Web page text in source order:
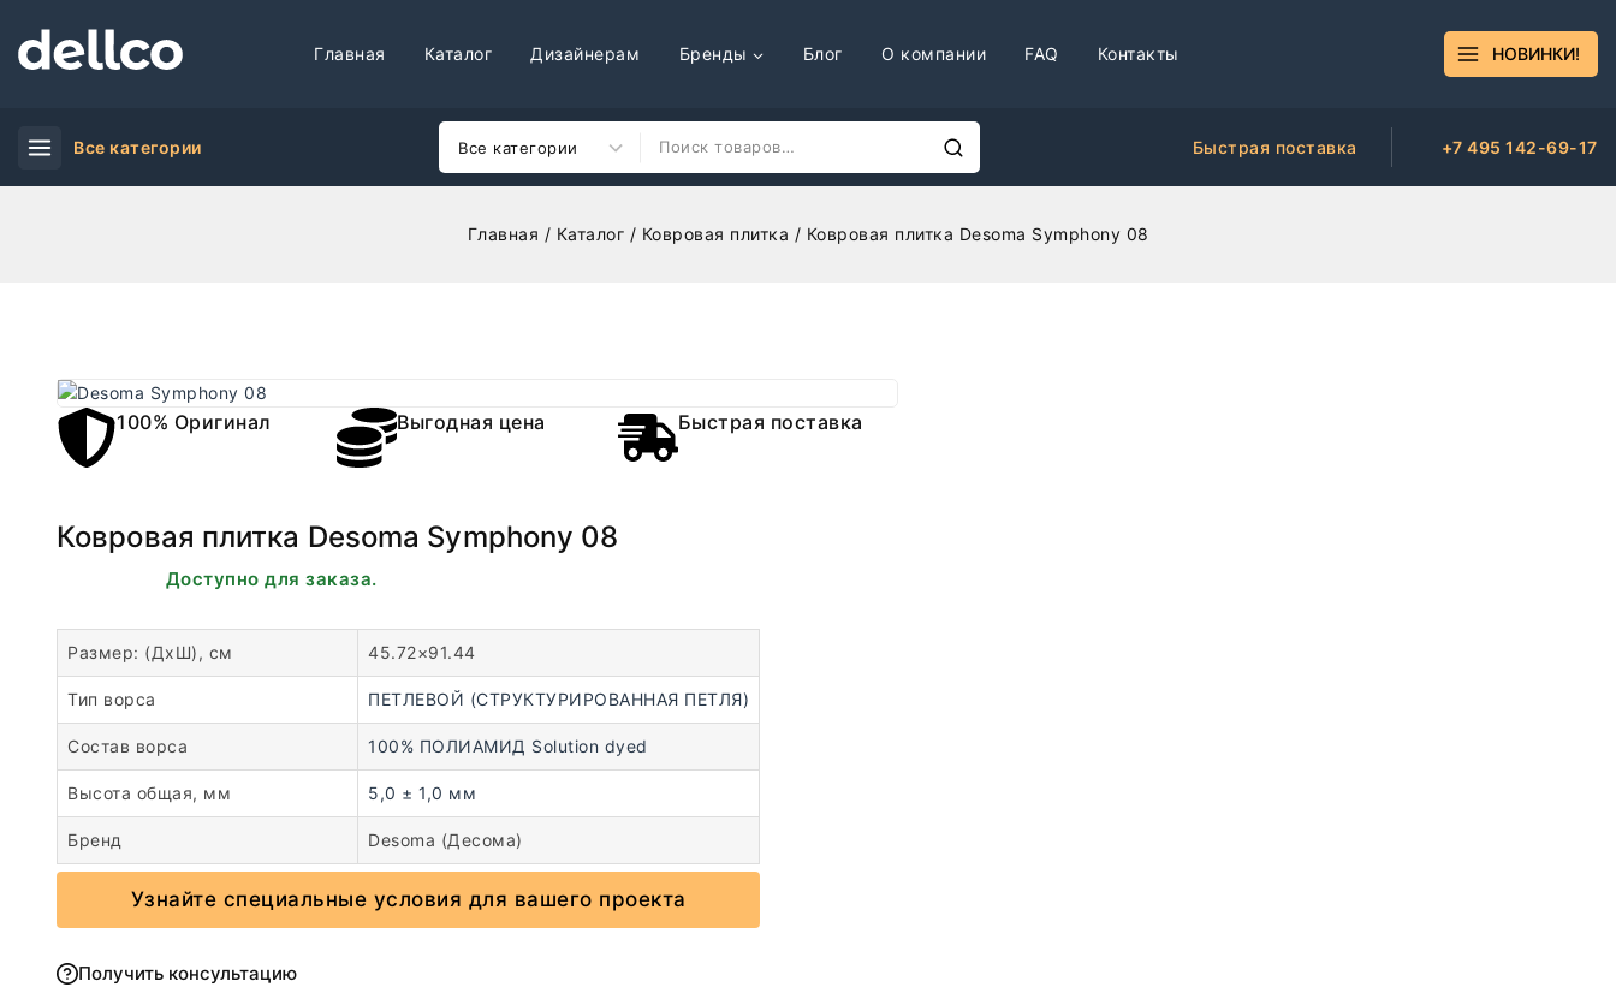
Главная Каталог Дизайнерам Бренды Блог О компании FAQ Контакты НОВИНКИ!
Все категории Быстрая поставка +7 495 142-69-17
Главная / Каталог / Ковровая плитка / Ковровая плитка Desoma Symphony 08
100% Оригинал Выгодная цена Быстрая поставка
Ковровая плитка Desoma Symphony 08
В наличии. Доступно для заказа.
Размер: (ДхШ), см 45.72×91.44
Тип ворса ПЕТЛЕВОЙ (СТРУКТУРИРОВАННАЯ ПЕТЛЯ)
Состав ворса 100% ПОЛИАМИД Solution dyed
Высота общая, мм 5,0 ± 1,0 мм
Бренд Desoma (Десома)
Узнайте специальные условия для вашего проекта
Получить консультацию